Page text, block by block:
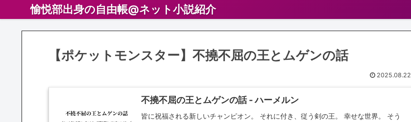
愉悦部出身の自由帳@ネット小説紹介
【ポケットモンスター】不撓不屈の王とムゲンの話
2025.08.22
不撓不屈の王とムゲンの話 - ハーメルン
皆に祝福される新しいチャンピオン。 それに付き、従う剣の王。 幸せな世界。 そう